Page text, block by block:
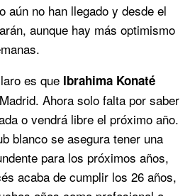
aún no han llegado y desde el
aunque hay más optimismo
es que Ibrahima Konaté
Ahora solo falta por saber
o vendrá libre el próximo año.
blanco se asegura tener una
para los próximos años,
acaba de cumplir los 26 años,